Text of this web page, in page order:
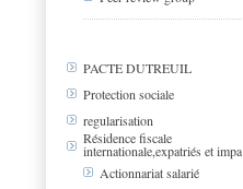
PACTE DUTREUIL
Protection sociale
regularisation
Résidence fiscale
internationale,expatriés et impa
Actionnariat salarié